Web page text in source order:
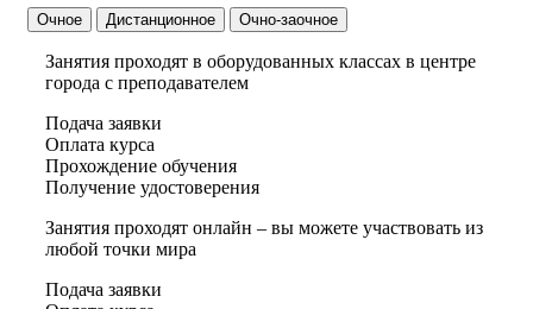
Очное Дистанционное Очно-заочное
Занятия проходят в оборудованных классах в центре
города с преподавателем
Подача заявки
Оплата курса
Прохождение обучения
Получение удостоверения
Занятия проходят онлайн – вы можете участвовать из
любой точки мира
Подача заявки